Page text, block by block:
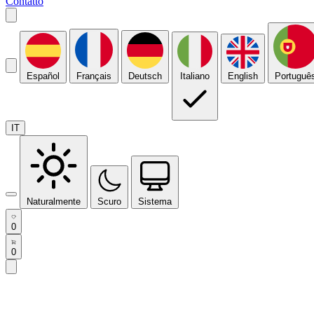
Español Français Deutsch Italiano English
IT
Naturalmente Scuro Sistema
0
0